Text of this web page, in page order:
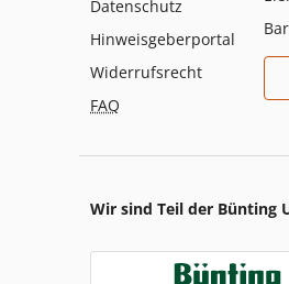
Datenschutz
Hinweisgeberportal
Widerrufsrecht
FAQ
Wir sind Teil der Bünting